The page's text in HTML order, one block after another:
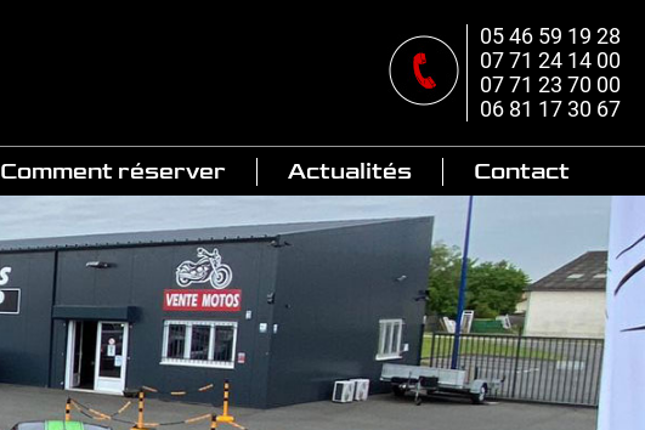
05 46 59 19 28
07 71 24 14 00
07 71 23 70 00
06 81 17 30 67
Comment réserver
Actualités
Articles
Véhicules
Livraisons
Contact